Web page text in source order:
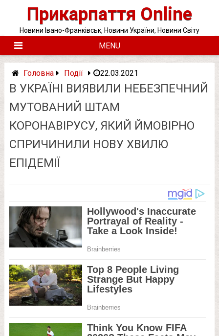
Прикарпаття Online
Новини Івано-Франківськ, Новини України, Новини Світу
MENU
Головна Події 22.03.2021
В УКРАЇНІ ВИЯВИЛИ НЕБЕЗПЕЧНИЙ
МУТОВАНИЙ ШТАМ
КОРОНАВІРУСУ, ЯКИЙ ЙМОВІРНО
СПРИЧИНИЛИ НОВУ ХВИЛЮ
ЕПІДЕМІЇ